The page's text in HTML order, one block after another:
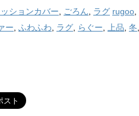
ションカバー ごろん ラグ rugoo
ー ふわふわ ラグ らぐー 上品 冬